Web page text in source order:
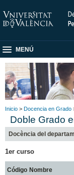
MENÚ
Inicio > Docencia en Grado
Doble Grado
Docència del
1er curso
Código Nombre